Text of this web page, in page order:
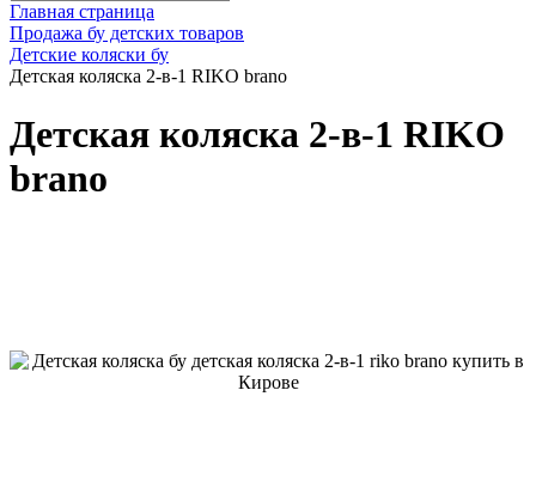
Главная страница
Продажа бу детских товаров
Детские коляски бу
Детская коляска 2-в-1 RIKO brano
Детская коляска 2-в-1 RIKO
brano